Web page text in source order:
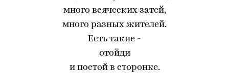
много всяческих затей,
много разных жителей.
Есть такие -
отойди
и постой в сторонке.